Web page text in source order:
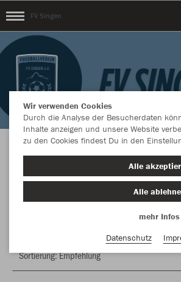
FV Singen
Herzlich Willkommen im
Farbe
Wir verwenden Cookies
Durch die Analyse der Besucherdaten
Inhalte anzeigen und unsere Website
zu den Cookies findest Du in den
Alle
Alle
mehr Infos
Datenschutz